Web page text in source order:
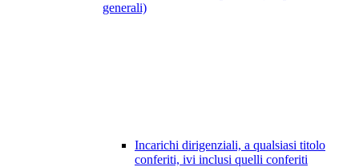
generali)
Incarichi dirigenziali, a qualsiasi titolo
conferiti, ivi inclusi quelli conferiti